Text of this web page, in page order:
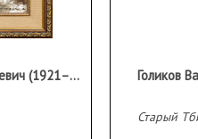
Голиков Василий Васильевич (1921–2003)
Старый